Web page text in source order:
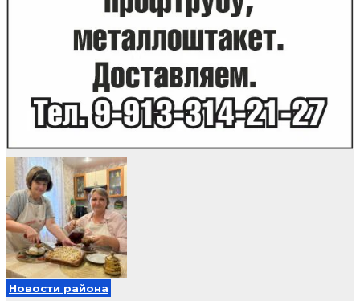
Новости района